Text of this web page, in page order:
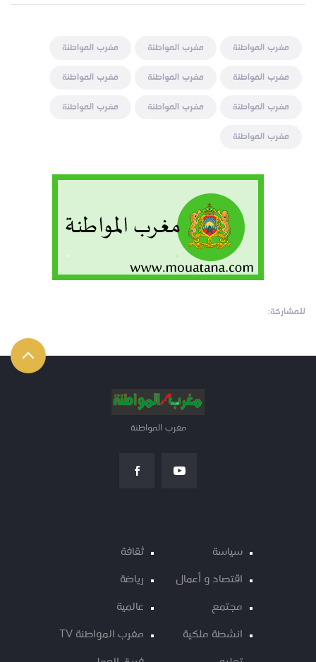
مغرب المواطنة مغرب المواطنة
مغرب المواطنة
مغرب المواطنة
مغرب المواطنة
مغرب المواطنة
مغرب المواطنة
مغرب المواطنة
مغرب المواطنة
مغرب المواطنة
للمشاركة:
مغرب المواطنة
سياسة
اقتصاد و أعمال
مجتمع
انشطة ملكية
ثقافة
رياضة
عالمية
مغرب المواطنة TV